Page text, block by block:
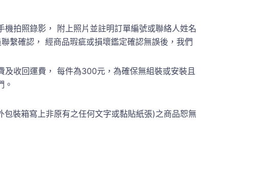
拍照錄影， 附上照片並註明訂單編號或聯絡人姓名
確認， 經商品瑕疵或損壞鑑定確認無誤後，我們
收回運費， 每件為300元，為確保無組裝或安裝且
。
裝箱寫上非原有之任何文字或黏貼紙張)之商品恕無